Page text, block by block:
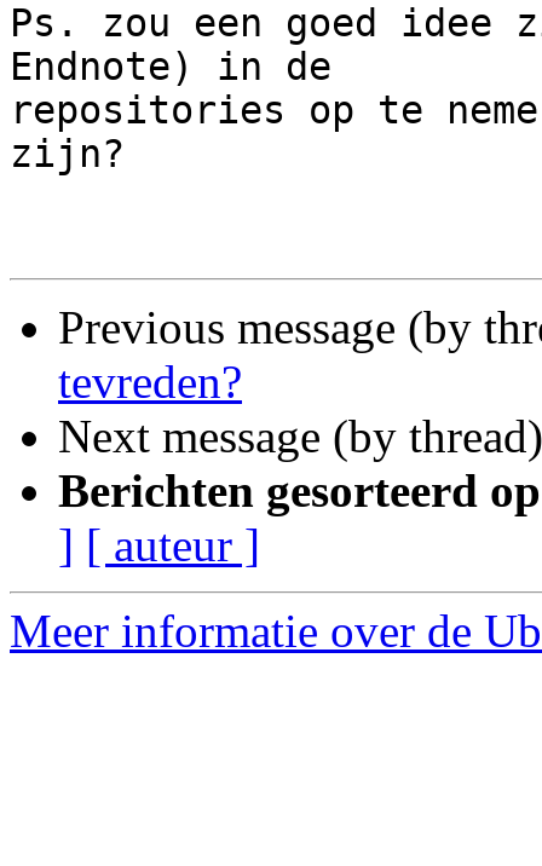
Ps. zou een goed idee
Endnote) in de
repositories op te
zijn?
Previous message (by
tevreden?
Next message (by
Berichten gesorteerd
] [ auteur ]
Meer informatie over de